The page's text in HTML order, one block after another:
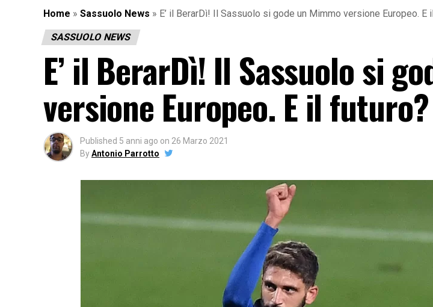
Home » Sassuolo News » E’ il BerarDì! Il Sassuolo si gode un Mimmo versione Europeo. E
SASSUOLO NEWS
E’ il BerarDì! Il Sassuolo si
versione Europeo. E il futuro?
Published 5 anni ago on 26 Marzo 2021
ByAntonio Parrotto